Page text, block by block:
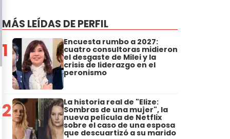
MÁS LEÍDAS DE PERFIL
1 Encuesta rumbo a 2027:
cuatro consultoras midieron
el desgaste de Milei y la
crisis de liderazgo en el
peronismo
2 La historia real de "Elize:
Sombras de una mujer", la
nueva película de Netflix
sobre el caso de una esposa
que descuartizó a su marido